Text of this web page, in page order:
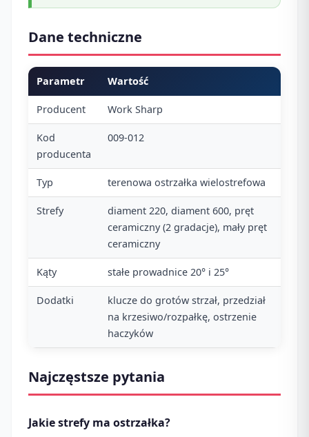
Dane techniczne
Parametr Wartość
Producent Work Sharp
Kod
producenta
009-012
Typ terenowa ostrzałka wielostrefowa
Strefy
diament 220, diament 600, pręt
ceramiczny (2 gradacje), mały pręt
ceramiczny
Kąty stałe prowadnice 20° i 25°
Dodatki
klucze do grotów strzał, przedział
na krzesiwo/rozpałkę, ostrzenie
haczyków
Najczęstsze pytania
Jakie strefy ma ostrzałka?